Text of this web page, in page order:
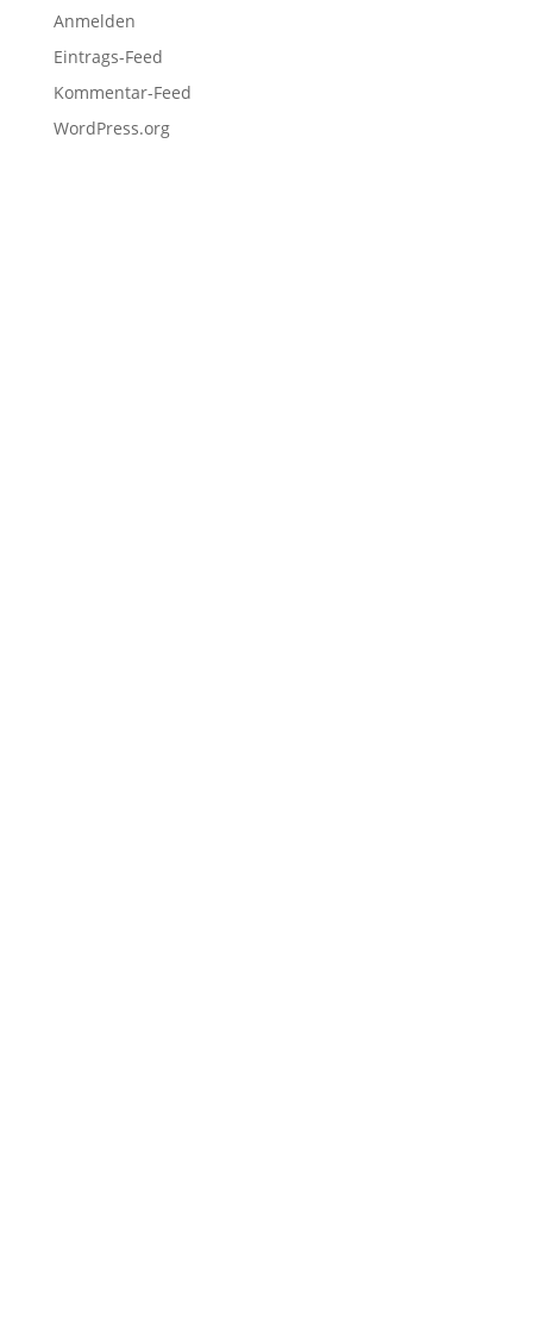
Anmelden
Eintrags-Feed
Kommentar-Feed
WordPress.org